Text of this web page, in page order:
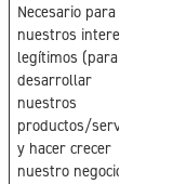
Necesario para
nuestros intereses
legítimos (para
desarrollar
nuestros
productos/servicios
y hacer crecer
nuestro negocio)